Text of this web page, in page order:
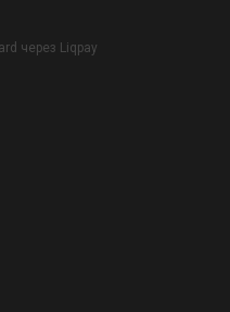
Оберіть тримачі для
створіть ідеальне